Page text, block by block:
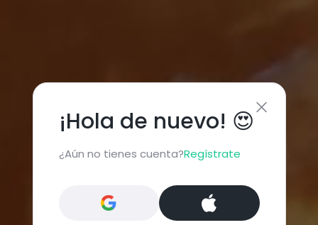
¡Hola de nuevo! 😍
¿Aún no tienes cuenta?Regístrate